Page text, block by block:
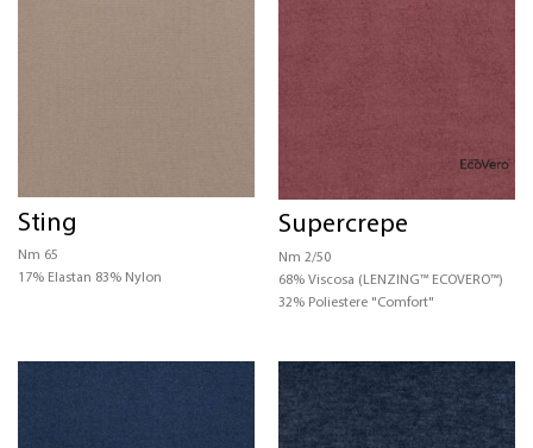
Sting
Nm 65
17% Elastan 83% Nylon
Supercrepe
Nm 2/50
68% Viscosa (LENZING™ ECOVERO™)
32% Poliestere "Comfort"